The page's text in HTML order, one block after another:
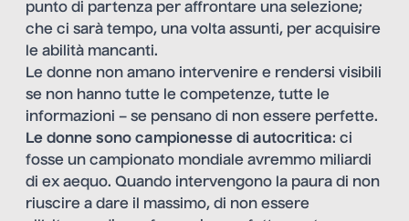
punto di partenza per affrontare una selezione;
che ci sarà tempo, una volta assunti, per acquisire
le abilità mancanti.
Le donne non amano intervenire e rendersi visibili
se non hanno tutte le competenze, tutte le
informazioni – se pensano di non essere perfette.
Le donne sono campionesse di autocritica: ci
fosse un campionato mondiale avremmo miliardi
di ex aequo. Quando intervengono la paura di non
riuscire a dare il massimo, di non essere